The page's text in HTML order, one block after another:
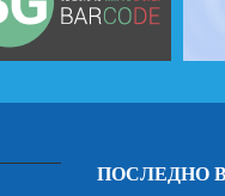
ПОСЛЕДНО